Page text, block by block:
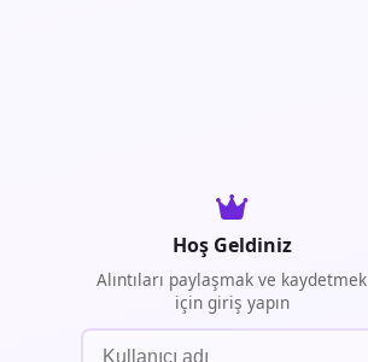
Hoş Geldiniz
Alıntıları paylaşmak ve kaydetmek
için giriş yapın